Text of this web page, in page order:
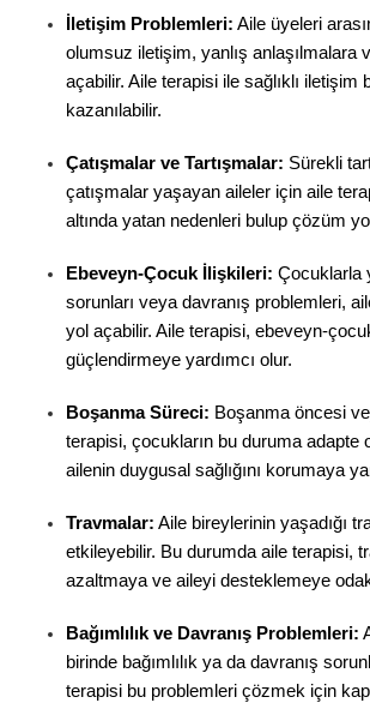
İletişim Problemleri: Aile üyeleri
olumsuz iletişim, yanlış anlaşılmalara
açabilir. Aile terapisi ile sağlıklı iletişim
kazanılabilir.
Çatışmalar ve Tartışmalar: Sürekli
çatışmalar yaşayan aileler için aile
altında yatan nedenleri bulup çözüm
Ebeveyn-Çocuk İlişkileri: Çocuklarla
sorunları veya davranış problemleri,
yol açabilir. Aile terapisi, ebeveyn-
güçlendirmeye yardımcı olur.
Boşanma Süreci: Boşanma öncesi
terapisi, çocukların bu duruma adapte
ailenin duygusal sağlığını korumaya
Travmalar: Aile bireylerinin yaşadığı
etkileyebilir. Bu durumda aile terapisi,
azaltmaya ve aileyi desteklemeye
Bağımlılık ve Davranış Problemleri:
birinde bağımlılık ya da davranış
terapisi bu problemleri çözmek için